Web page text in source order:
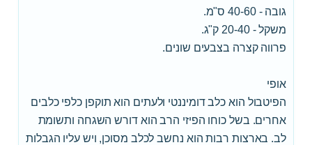
גובה - 40-60 ס"מ.
משקל - 20-40 ק"ג.
פרווה קצרה בצבעים שונים.
אופי
הפיטבול הוא כלב דומיננטי ולעתים הוא תוקפן כלפי כלבים
אחרים. בשל כוחו הפיזי הרב הוא דורש השגחה ותשומת
לב. בארצות רבות הוא נחשב לכלב מסוכן, ויש עליו הגבלות